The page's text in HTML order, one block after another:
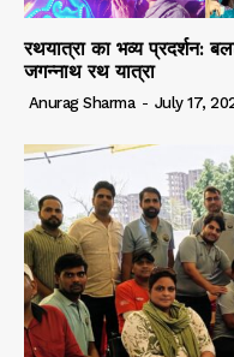
रथयात्रा का भव्य प्रदर्शन:
जगन्नाथ रथ यात्रा
Anurag Sharma - July 17,